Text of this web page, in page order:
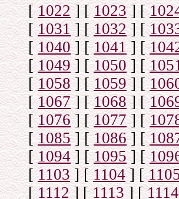
[1022] [1023] [
[1031] [1032] [
[1040] [1041] [
[1049] [1050] [
[1058] [1059] [
[1067] [1068] [
[1076] [1077] [
[ 1085] [1086] [
[1094] [1095] [
[1103] [1104] [
[1112] [1113] [1114